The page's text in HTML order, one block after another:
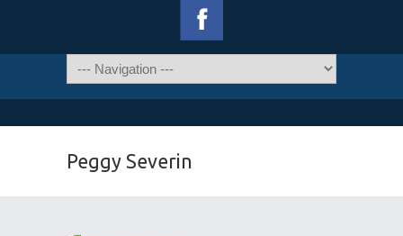
Peggy Severin